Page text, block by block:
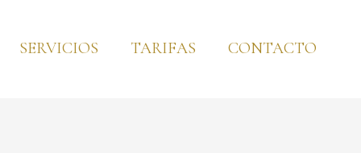
SERVICIOS TARIFAS CONTACTO